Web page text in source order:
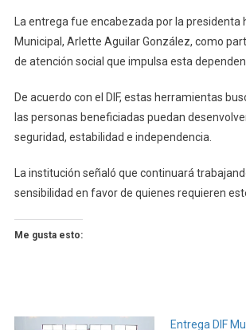
La entrega fue encabezada por la presidenta
Municipal, Arlette Aguilar González, como
de atención social que impulsa esta
De acuerdo con el DIF, estas herramientas
las personas beneficiadas puedan
seguridad, estabilidad e independencia.
La institución señaló que continuará
sensibilidad en favor de quienes requieren
Me gusta esto:
Entrega DIF